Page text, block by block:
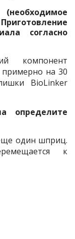
согласно
компонент
примерно на 30
BioLinker
определите
один шприц.
к